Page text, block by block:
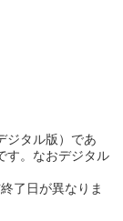
ジタル版）であ
す。なおデジタル
了日が異なりま